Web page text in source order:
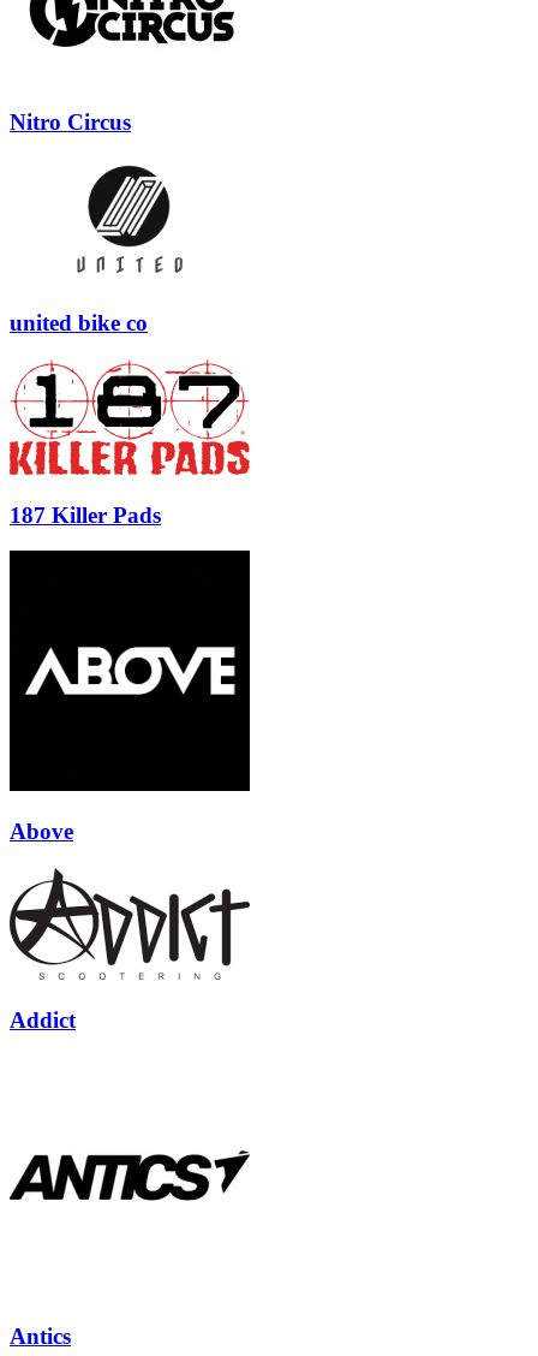
Nitro Circus
united bike co
187 Killer Pads
Above
Addict
Antics